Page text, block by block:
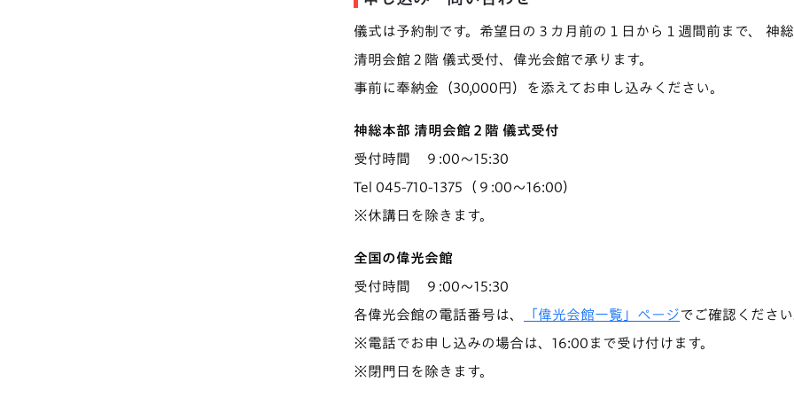
儀式は予約制です。希望日の３カ月前の１日から１週間前まで、 神
清明会館２階 儀式受付、偉光会館で承ります。
事前に奉納金（30,000円）を添えてお申し込みください。
神総本部 清明会館２階 儀式受付
受付時間 ９:00～15:30
Tel 045-710-1375（９:00～16:00）
※休講日を除きます。
全国の偉光会館
受付時間 ９:00～15:30
各偉光会館の電話番号は、
「偉光会館一覧」ページでご確認ください
※電話でお申し込みの場合は、16:00まで受け付けます。
※閉門日を除きます。